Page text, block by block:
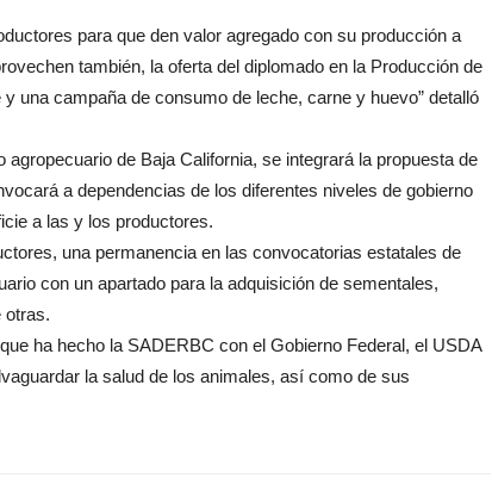
para que den valor agregado con su producción a
también, la oferta del diplomado en la Producción de
una campaña de consumo de leche, carne y huevo” detalló
de Baja California, se integrará la propuesta de
a dependencias de los diferentes niveles de gobierno
a las y los productores.
una permanencia en las convocatorias estatales de
con un apartado para la adquisición de sementales,
otras.
ha hecho la SADERBC con el Gobierno Federal, el USDA
la salud de los animales, así como de sus